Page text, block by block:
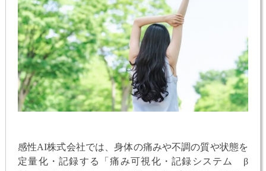
感性AI株式会社では、身体の痛みや不調の質や状態を
定量化・記録する「痛み可視化・記録システム β